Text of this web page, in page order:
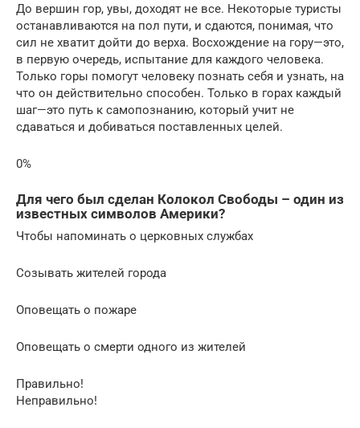
До вершин гор, увы, доходят не все. Некоторые туристы
останавливаются на пол пути, и сдаются, понимая, что
сил не хватит дойти до верха. Восхождение на гору—это,
в первую очередь, испытание для каждого человека.
Только горы помогут человеку познать себя и узнать, на
что он действительно способен. Только в горах каждый
шаг—это путь к самопознанию, который учит не
сдаваться и добиваться поставленных целей.
0%
Для чего был сделан Колокол Свободы – один из
известных символов Америки?
Чтобы напоминать о церковных службах
Созывать жителей города
Оповещать о пожаре
Оповещать о смерти одного из жителей
Правильно!
Неправильно!